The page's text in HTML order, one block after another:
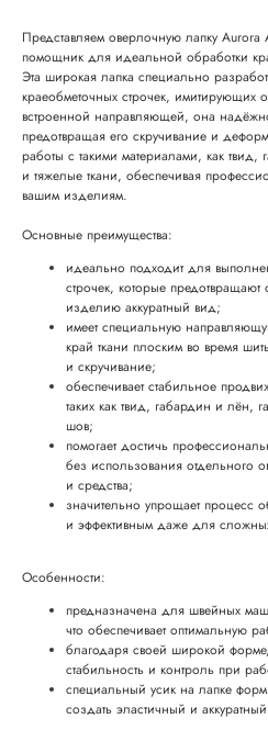
Представляем оверлочную лапку
помощник для идеальной обработки
Эта широкая лапка специально
краеобметочных строчек,
встроенной направляющей, она
предотвращая его скручивание и
работы с такими материалами, как
и тяжелые ткани, обеспечивая
вашим изделиям.
Основные преимущества:
идеально подходит для
строчек, которые
изделию аккуратный вид;
имеет специальную
край ткани плоским во время
и скручивание;
обеспечивает стабильное
таких как твид, габардин и лён,
шов;
помогает достичь
без использования отдельного
и средства;
значительно упрощает процесс
и эффективным даже для
Особенности:
предназначена для швейных
что обеспечивает оптимальную
благодаря своей широкой
стабильность и контроль при
специальный усик на лапке
создать эластичный и